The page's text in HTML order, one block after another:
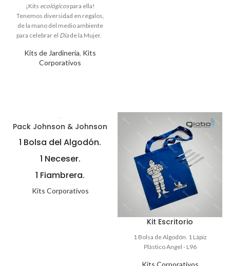
Kits de Jardinería, Kits
Corporativos
ecológicos
Día
Pack Johnson & Johnson
Kits Corporativos
1 Bolsa del Algodón.
1 Neceser.
1 Fiambrera.
Kit Escritorio
Kits Corporativos